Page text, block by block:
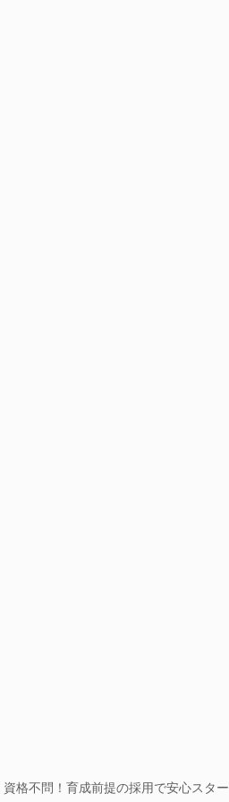
格不問！育成前提の採用で安心スター